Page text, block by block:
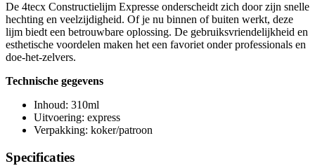
De 4tecx Constructielijm Expresse onderscheidt zich door zijn snelle
hechting en veelzijdigheid. Of je nu binnen of buiten werkt, deze
lijm biedt een betrouwbare oplossing. De gebruiksvriendelijkheid en
esthetische voordelen maken het een favoriet onder professionals en
doe-het-zelvers.
Technische gegevens
Inhoud: 310ml
Uitvoering: express
Verpakking: koker/patroon
Specificaties